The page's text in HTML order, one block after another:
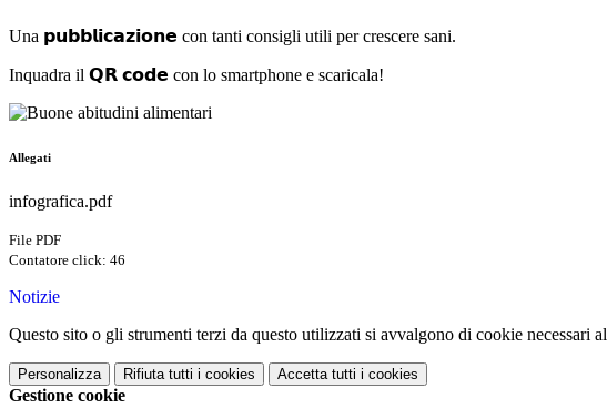
Una 𝗽𝘂𝗯𝗯𝗹𝗶𝗰𝗮𝘇𝗶𝗼𝗻𝗲 con tanti consigli utili per crescere sani.
Inquadra il 𝗤𝗥 𝗰𝗼𝗱𝗲 con lo smartphone e scaricala!
Allegati
infografica.pdf
File PDF
Contatore click: 46
Notizie
Questo sito o gli strumenti terzi da questo utilizzati si avvalgono di cookie necessari
Personalizza Rifiuta tutti i cookies Accetta tutti i cookies
Gestione cookie